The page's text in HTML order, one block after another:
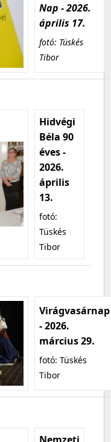
Nap - 2026.
április 17.
fotó: Tüskés
Tibor
Hidvégi
Béla 90
éves -
2026.
április
13.
fotó:
Tüskés
Tibor
Virágvasárnap
- 2026.
március 29.
fotó: Tüskés
Tibor